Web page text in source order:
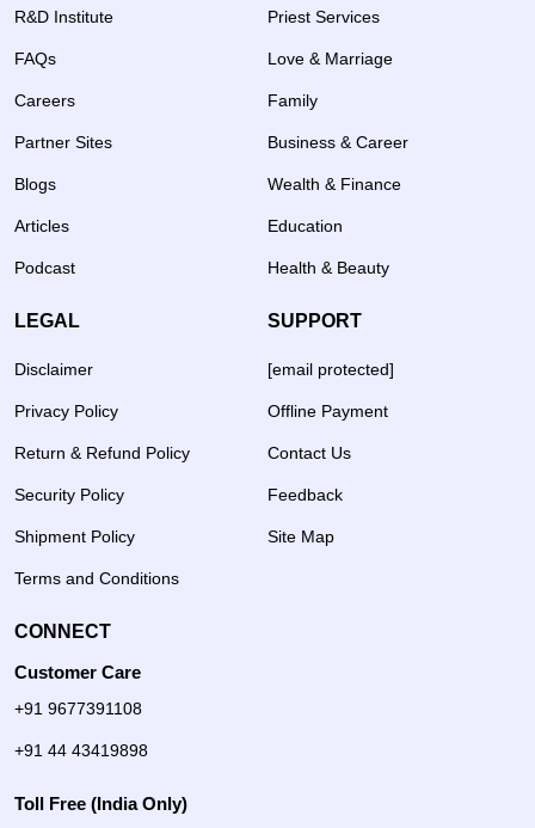
R&D Institute
FAQs
Careers
Partner Sites
Blogs
Articles
Podcast
Priest Services
Love & Marriage
Family
Business & Career
Wealth & Finance
Education
Health & Beauty
LEGAL
Disclaimer
Privacy Policy
Return & Refund Policy
Security Policy
Shipment Policy
Terms and Conditions
SUPPORT
[email protected]
Offline Payment
Contact Us
Feedback
Site Map
CONNECT
Customer Care
+91 9677391108
+91 44 43419898
Toll Free (India Only)